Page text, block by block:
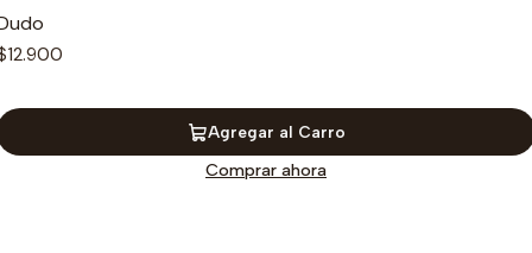
Agregar al Carro
Comprar ahora